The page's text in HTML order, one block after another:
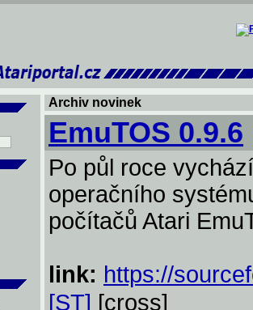
Archiv novinek
EmuTOS 0.9.6
Po půl roce
operačního
počítačů Atari
link: https://
[ST] [cross]